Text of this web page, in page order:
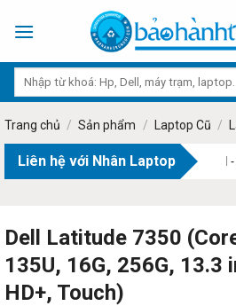
Trang chủ / Sản phẩm / Laptop Cũ /
Liên hệ với Nhân Laptop
Văn Bạch, Phường Tân Sơn, TP.HCM -
Dell Latitude 7350
135U, 16G, 256G, 13.3
HD+, Touch)